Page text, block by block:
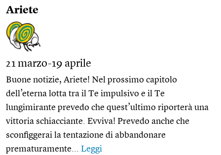
Ariete
21 marzo-19 aprile
Buone notizie, Ariete! Nel prossimo capitolo
dell’eterna lotta tra il Te impulsivo e il Te
lungimirante prevedo che quest’ultimo riporterà una
vittoria schiacciante. Evviva! Prevedo anche che
sconfiggerai la tentazione di abbandonare
prematuramente... Leggi